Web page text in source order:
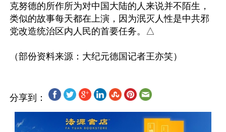
克努德的所作所为对中国大陆的人来说并不陌生，
类似的故事每天都在上演，因为泯灭人性是中共邪
党改造统治区内人民的首要任务。△
分享到：